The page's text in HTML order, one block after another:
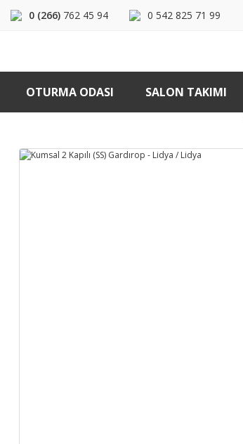
0 (266) 762 45 94 0 542 825 71 99
OTURMA ODASI SALON TAKIMI